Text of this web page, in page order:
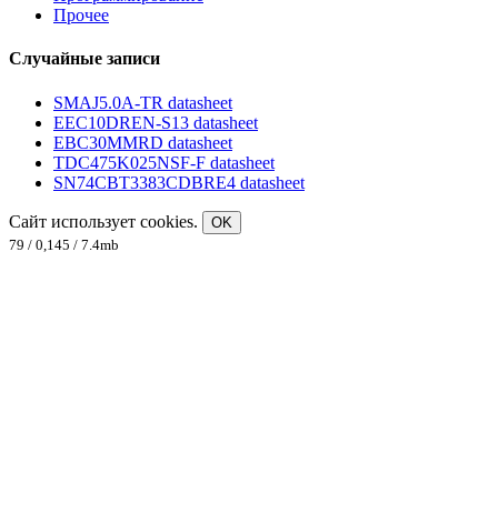
Прочее
Случайные записи
SMAJ5.0A-TR datasheet
EEC10DREN-S13 datasheet
EBC30MMRD datasheet
TDC475K025NSF-F datasheet
SN74CBT3383CDBRE4 datasheet
Сайт использует cookies.
OK
79 / 0,145 / 7.4mb